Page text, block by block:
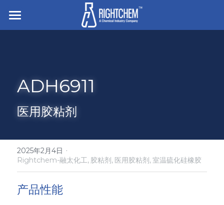
主页
业务与产品
离型与底涂
压敏胶
电子粘接与密封
硅橡胶
有机硅凝胶及液体硅胶
食品/纺织/工业/医疗用助剂
招贤纳士
简体中文
简体中文
English
联系我们
ADH6911
医用胶粘剂
2025年2月4日 ·
Rightchem-融太化工, 胶粘剂, 医用胶粘剂,室温硫化硅橡胶
产品性能